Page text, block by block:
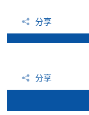
分享
分享